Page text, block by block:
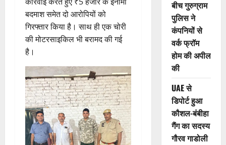
बदमाश समेत दो आरोपियों को
गिरफ्तार किया है। साथ ही एक चोरी
की मोटरसाइकिल भी बरामद की गई
है।
बीच गुरुग्राम
पुलिस ने
कंपनियों से
वर्क फ्रॉम
होम की अपील
की
UAE से
डिपोर्ट हुआ
कौशल-बंबीहा
गैंग का सदस्य
गौरव गाडोली